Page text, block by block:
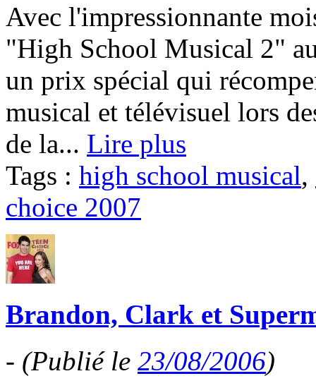
Avec l'impressionnante
"High School Musical 2"
un prix spécial qui
musical et télévisuel lors
de la... Lire plus
Tags : high school musical,
choice 2007
Brandon, Clark et
- (Publié le 23/08/2006)